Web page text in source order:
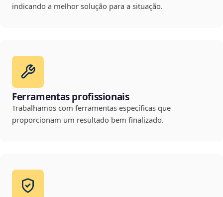
indicando a melhor solução para a situação.
Ferramentas profissionais
Trabalhamos com ferramentas específicas que
proporcionam um resultado bem finalizado.